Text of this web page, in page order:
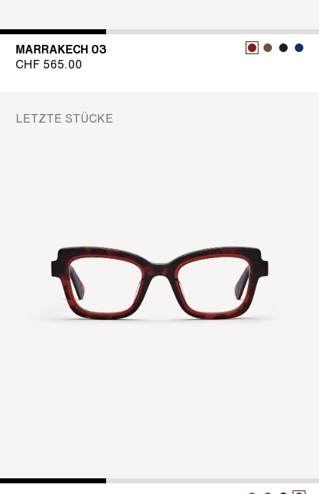
MARRAKECH 03
CHF 565.00
LETZTE STÜCKE